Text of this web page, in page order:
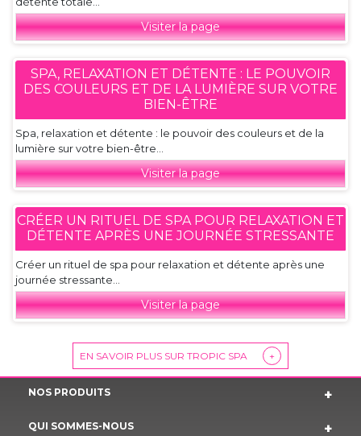
Visiter la page
SPA, RELAXATION ET DÉTENTE : LE POUVOIR
DES COULEURS ET DE LA LUMIÈRE SUR VOTRE
BIEN-ÊTRE
Spa, relaxation et détente : le pouvoir des couleurs et de la
lumière sur votre bien-être...
Visiter la page
CRÉER UN RITUEL DE SPA POUR RELAXATION ET
DÉTENTE APRÈS UNE JOURNÉE STRESSANTE
Créer un rituel de spa pour relaxation et détente après une
journée stressante...
Visiter la page
EN SAVOIR PLUS SUR TROPIC SPA +
NOS PRODUITS
QUI SOMMES-NOUS